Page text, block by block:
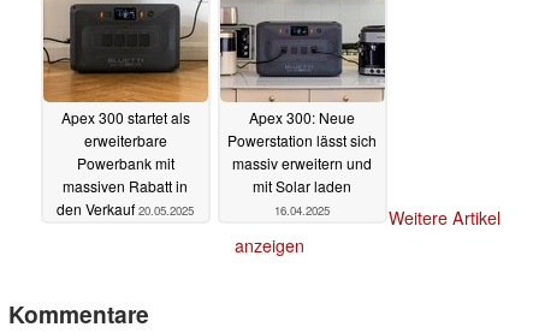
09.09.2025
Apex 300 startet als
erweiterbare
Powerbank mit
massiven Rabatt in
den Verkauf 20.05.2025
Apex 300: Neue
Powerstation lässt sich
massiv erweitern und
mit Solar laden
16.04.2025
Weitere Artikel
anzeigen
Kommentare